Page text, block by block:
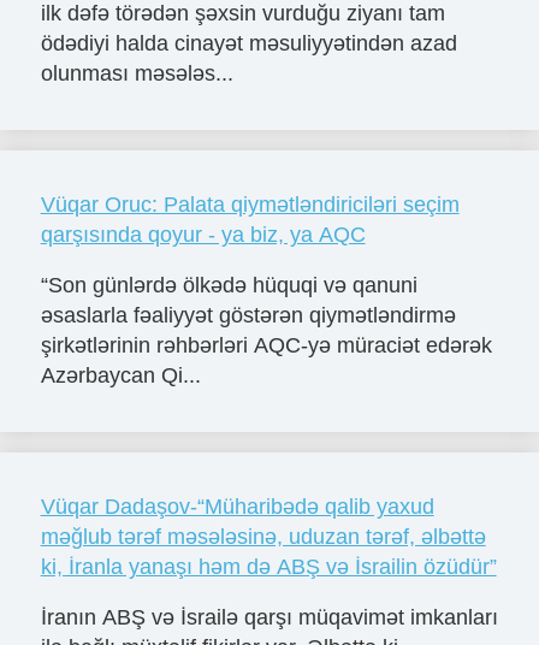
ilk dəfə törədən şəxsin vurduğu ziyanı tam
ödədiyi halda cinayət məsuliyyətindən azad
olunması məsələs...
Vüqar Oruc: Palata qiymətləndiriciləri seçim
qarşısında qoyur - ya biz, ya AQC
“Son günlərdə ölkədə hüquqi və qanuni
əsaslarla fəaliyyət göstərən qiymətləndirmə
şirkətlərinin rəhbərləri AQC-yə müraciət edərək
Azərbaycan Qi...
Vüqar Dadaşov-“Müharibədə qalib yaxud
məğlub tərəf məsələsinə, uduzan tərəf, əlbəttə
ki, İranla yanaşı həm də ABŞ və İsrailin özüdür”
İranın ABŞ və İsrailə qarşı müqavimət imkanları